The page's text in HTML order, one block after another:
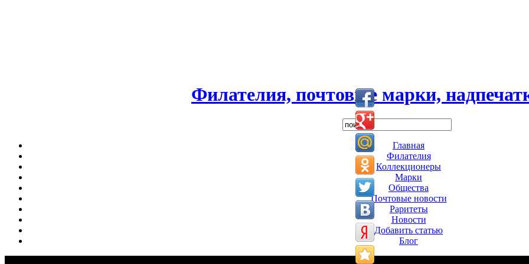
Филателия, почтовые марки,
Главная
Филателия
Коллекционеры
Марки
Общества
Почтовые новости
Раритеты
Новости
Добавить статью
Блог